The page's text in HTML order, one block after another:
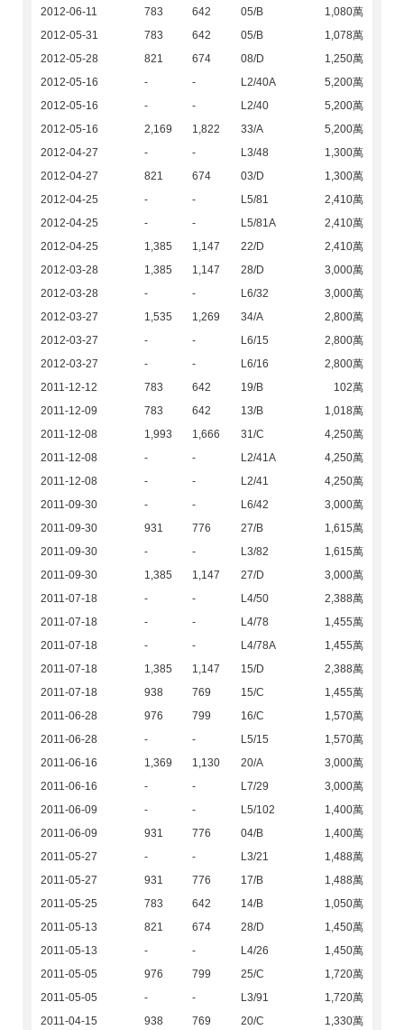
2012-06-11 783 642 05/B
1,080萬
2012-05-31
783 642 05/B
1,078萬
2012-05-28
821 674 08/D
1,250萬
2012-05-16
- - L2/40A
5,200萬
2012-05-16
- - L2/40
5,200萬
2012-05-16
2,169 1,822 33/A
5,200萬
2012-04-27
- - L3/48
1,300萬
2012-04-27
821 674 03/D
1,300萬
2012-04-25
- - L5/81
2,410萬
2012-04-25
- - L5/81A
2,410萬
2012-04-25
1,385 1,147 22/D
2,410萬
2012-03-28
1,385 1,147 28/D
3,000萬
2012-03-28
- - L6/32
3,000萬
2012-03-27
1,535 1,269 34/A
2,800萬
2012-03-27
- - L6/15
2,800萬
2012-03-27
- - L6/16
2,800萬
2011-12-12
783 642 19/B
102萬
2011-12-09
783 642 13/B
1,018萬
2011-12-08
1,993 1,666 31/C
4,250萬
2011-12-08
- - L2/41A
4,250萬
2011-12-08
- - L2/41
4,250萬
2011-09-30
- - L6/42
3,000萬
2011-09-30
931 776 27/B
1,615萬
2011-09-30
- - L3/82
1,615萬
2011-09-30
1,385 1,147 27/D
3,000萬
2011-07-18
- - L4/50
2,388萬
2011-07-18
- - L4/78
1,455萬
2011-07-18
- - L4/78A
1,455萬
2011-07-18
1,385 1,147 15/D
2,388萬
2011-07-18
938 769 15/C
1,455萬
2011-06-28
976 799 16/C
1,570萬
2011-06-28
- - L5/15
1,570萬
2011-06-16
1,369 1,130 20/A
3,000萬
2011-06-16
- - L7/29
3,000萬
2011-06-09
- - L5/102
1,400萬
2011-06-09
931 776 04/B
1,400萬
2011-05-27
- - L3/21
1,488萬
2011-05-27
931 776 17/B
1,488萬
2011-05-25
783 642 14/B
1,050萬
2011-05-13
821 674 28/D
1,450萬
2011-05-13
- - L4/26
1,450萬
2011-05-05
976 799 25/C
1,720萬
2011-05-05
- - L3/91
1,720萬
2011-04-15
938 769 20/C
1,330萬